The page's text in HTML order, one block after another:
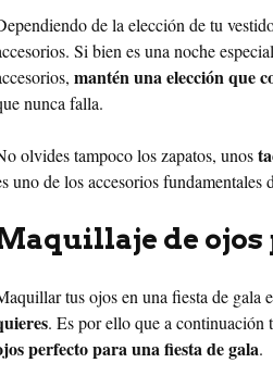
de la elección de tu
Si bien es una noche
mantén una elección que
nunca falla.
olvides tampoco los zapatos, unos
uno de los accesorios fundamentales
de ojos
tus ojos en una fiesta de gala
. Es por ello que a continuación
perfecto para una fiesta de gala.